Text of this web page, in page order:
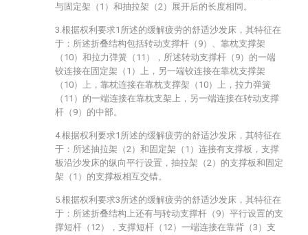
与固定架（1）和抽拉架（2）展开后的长度相同。
3.根据权利要求1所述的缓解疲劳的舒适沙发床，其特征在
于：所述折叠结构包括转动支撑杆（9）、靠枕支撑架
（10）和拉力弹簧（11），所述转动支撑杆（9）的一端
铰连接在固定架（1）上，另一端铰连接在靠枕支撑架
（10）上，靠枕连接在靠枕支撑架（10）上，拉力弹簧
（11）的一端连接在靠枕支架上，另一端连接在转动支撑
杆（9）的中部。
4.根据权利要求1所述的缓解疲劳的舒适沙发床，其特征在
于：所述抽拉架（2）和固定架（1）连接有支撑板，支撑
板沿沙发床的纵向平行设置，抽拉架（2）的支撑板和固定
架（1）的支撑板相互交错。
5.根据权利要求3所述的缓解疲劳的舒适沙发床，其特征在
于：所述折叠结构上还有与转动支撑杆（9）平行设置的支
撑短杆（12），支撑短杆（12）一端连接在靠背（3）支